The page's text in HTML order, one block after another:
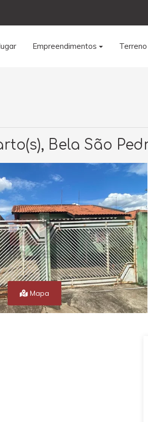
Empreendimentos
Bela São
Mapa